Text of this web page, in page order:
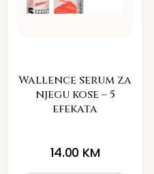
Wallence serum za
njegu kose – 5
efekata
14.00 KM